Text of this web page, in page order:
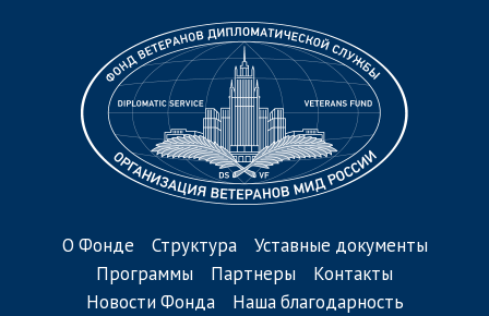
О Фонде Структура
Уставные документы
Программы
Партнеры
Контакты
Новости Фонда
Наша благодарность